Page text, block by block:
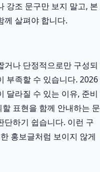
강조 문구만 보지 말고, 본
께 살펴야 합니다.
거나 단정적으로만 구성되
부족할 수 있습니다. 2026
달라질 수 있는 이유, 준비
표현을 함께 안내하는 문
단하기 쉽습니다. 이런 구
홍보글처럼 보이지 않게